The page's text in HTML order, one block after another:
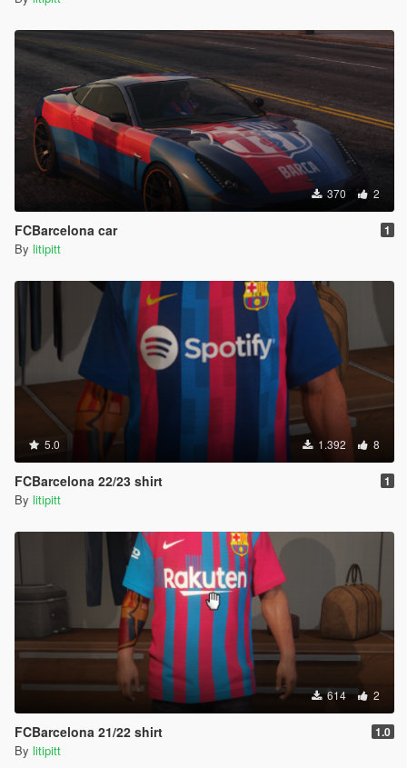
370 2
FCBarcelona car 1
By litipitt
5.0 1.392 8
FCBarcelona 22/23 shirt 1
By litipitt
614 2
FCBarcelona 21/22 shirt 1.0
By litipitt